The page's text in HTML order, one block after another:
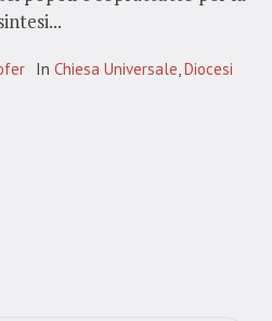
In Chiesa Universale Diocesi